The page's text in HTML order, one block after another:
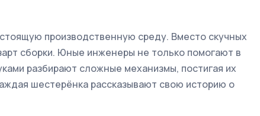
производственную среду. Вместо скучных
сборки. Юные инженеры не только помогают в
разбирают сложные механизмы, постигая их
шестерёнка рассказывают свою историю о